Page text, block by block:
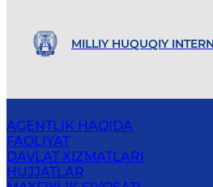
MILLIY HUQUQIY
AGENTLIK HAQIDA
FAOLIYAT
DAVLAT XIZMATLARI
HUJJATLAR